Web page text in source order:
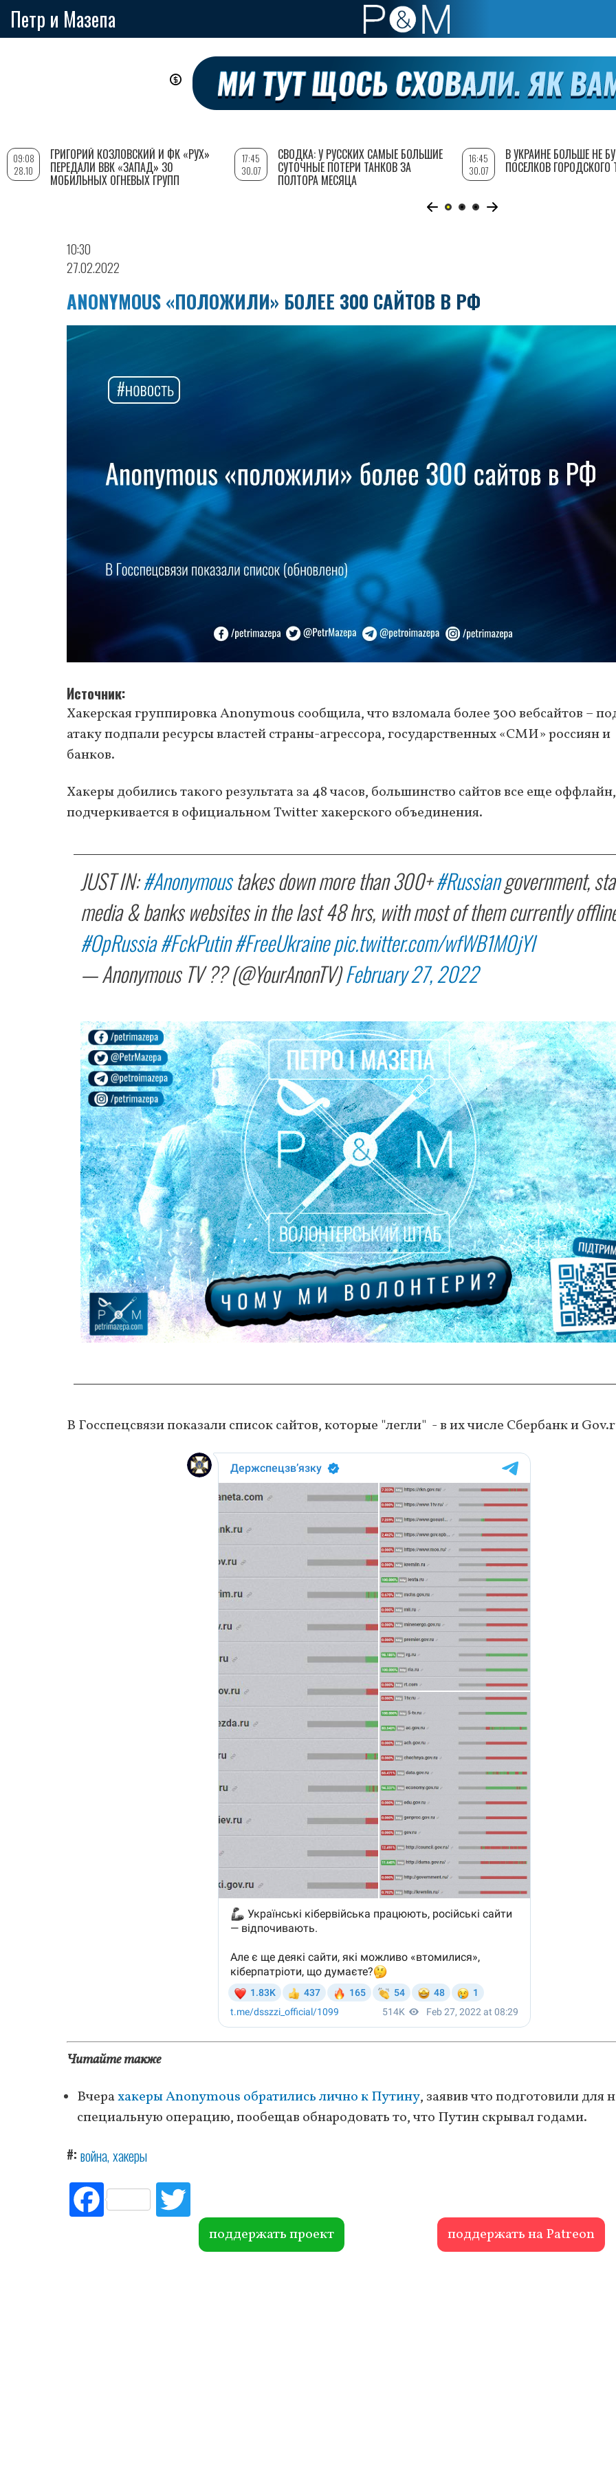
Петр и Мазепа
10:30
27.02.2022
ANONYMOUS «ПОЛОЖИЛИ» БОЛЕЕ 300 САЙТОВ В РФ
Источник
Хакерская группировка Anonymous сообщила, что взломала более 300 вебсайтов –
атаку подпали ресурсы властей страны-агрессора, государственных «СМИ» россиян и
банков.
Хакеры добились такого результата за 48 часов, большинство сайтов все еще оффлайн,
подчеркивается в официальном Twitter хакерского объединения.
JUST IN:#Anonymoustakes down more than 300+#Russiangovernment,
media & banks websites in the last 48 hrs, with most of them currently
#OpRussia#FckPutin#FreeUkrainepic.twitter.com/wfWB1M0jYI
— Anonymous TV ?? (@YourAnonTV)February 27, 2022
В Госспецсвязи показали список сайтов, которые "легли" - в их числе Сбербанк и
Читайте также
Вчерахакеры Anonymous обратились лично к Путину, заявив что подготовили для
специальную операцию, пообещав обнародовать то, что Путин скрывал годами.
# война хакеры
Fac
ebo itte
r поддержать проект поддержать на Patreon
09:08
28.10
ГРИГОРИЙ КОЗЛОВСКИЙ И ФК «РУХ»
ПЕРЕДАЛИ ВВК «ЗАПАД» 30
МОБИЛЬНЫХ ОГНЕВЫХ ГРУПП
17:45
30.07
СВОДКА: У РУССКИХ САМЫЕ БОЛЬШИЕ
СУТОЧНЫЕ ПОТЕРИ ТАНКОВ ЗА
ПОЛТОРА МЕСЯЦА
16:45
30.07
В УКРАИНЕ БОЛЬШЕ НЕ
ПОСЕЛКОВ ГОРОДСКОГО